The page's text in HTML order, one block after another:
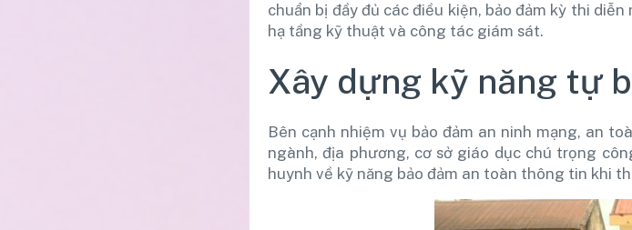
chuẩn bị đầy đủ các điều kiện, bảo đảm kỳ thi
hạ tầng kỹ thuật và công tác giám sát.
Xây dựng kỹ năng tự
Bên cạnh nhiệm vụ bảo đảm an ninh mạng, an
ngành, địa phương, cơ sở giáo dục chú trọng
huynh về kỹ năng bảo đảm an toàn thông tin khi